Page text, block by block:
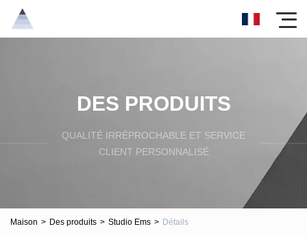
DES PRODUITS
QUALITÉ IRRÉPROCHABLE ET SERVICE
CLIENT PERSONNALISÉ
Maison > Des produits > Studio Ems > Détails